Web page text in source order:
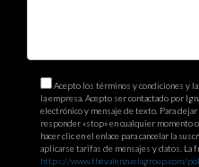
dar esos pasos hoy!
Acepto los términos y condiciones y
la empresa. Acepto ser contactado por
electrónico y mensaje de texto. Para
responder «stop» en cualquier momento
hacer clic en el enlace para cancelar la
aplicarse tarifas de mensajes y datos. La
https://www.thevalenzuelagroup.com/